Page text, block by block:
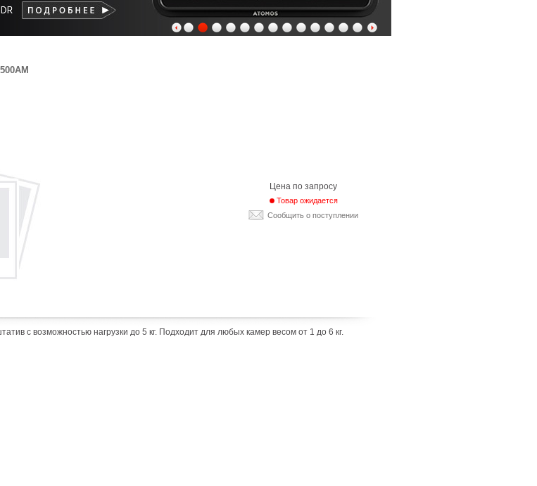
1 2 3 4 5 6 7 8 9 10111213
Цена по запросу
Товар ожидается
Сообщить о поступлении
с возможностью нагрузки до 5 кг. Подходит для любых камер весом от 1 до 6 кг.